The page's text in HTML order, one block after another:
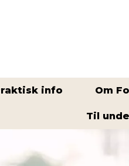
info Om
Til